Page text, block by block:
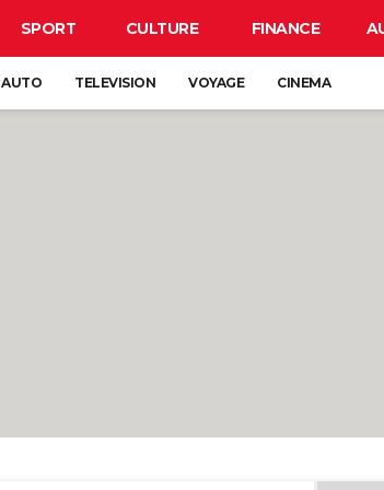
SPORT CULTURE FINANCE
AUTO TELEVISION VOYAGE CINEMA